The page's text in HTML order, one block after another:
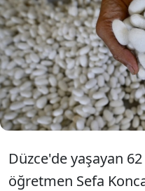
Sefa Konca, 5 yıl
yetiştiriciliğinde
yararlanarak
üretim yapan
koza elde
yönelmeleri
Düzce'de yaşayan
öğretmen Sefa